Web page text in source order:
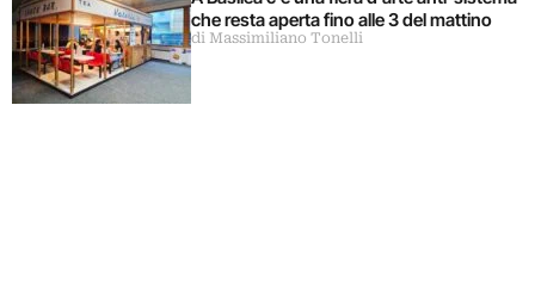
che resta aperta fino alle 3 del mattino
di Massimiliano Tonelli